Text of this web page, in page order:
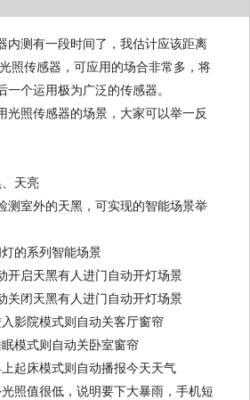
内测有一段时间了，我估计应该距离
照传感器，可应用的场合非常多，将
一个运用极为广泛的传感器。
光照传感器的场景，大家可以举一反
天亮
测室外的天黑，可实现的智能场景举
的系列智能场景
开启天黑有人进门自动开灯场景
关闭天黑有人进门自动开灯场景
影院模式则自动关客厅窗帘
模式则自动关卧室窗帘
起床模式则自动播报今天天气
照值很低，说明要下大暴雨，手机短